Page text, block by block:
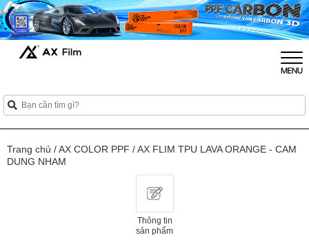
Trang chủ /AX COLOR PPF /AX FLIM TPU LAVA ORANGE - CAM
DUNG NHAM
Thông tin
sản phẩm
Mới
Mới
Mới
Mới
Mới